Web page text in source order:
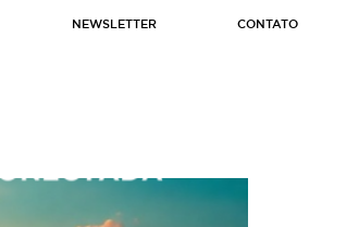
NEWSLETTER CONTATO